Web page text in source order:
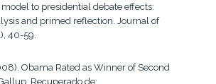
to presidential debate effects:
and primed reflection. Journal of
40-59.
Obama Rated as Winner of Second
Recuperado de: